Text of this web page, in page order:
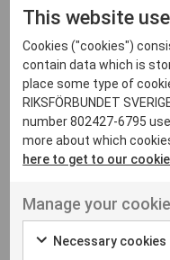
Historiska
J
This website
Cookies ("cookies")
contain data which is
place some type of
RIKSFÖRBUNDET
number 802427-6795
more about which
here to get to our
Manage your
Necessary cookies